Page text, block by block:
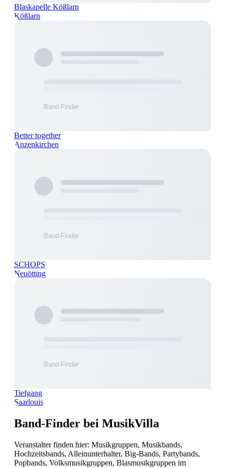
Blaskapelle Kößlarn
Kößlarn
Better together
Anzenkirchen
SCHOPS
Neuötting
Tiefgang
Saarlouis
Band-Finder bei MusikVilla
Veranstalter finden hier: Musikgruppen, Musikbands,
Hochzeitsbands, Alleinunterhalter, Big-Bands, Partybands,
Popbands, Volksmusikgruppen, Blasmusikgruppen im